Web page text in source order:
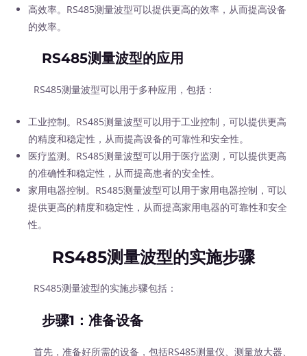
高效率。RS485测量波型可以提供更高的效率，从而提高设备
的效率。
RS485测量波型的应用
RS485测量波型可以用于多种应用，包括：
工业控制。RS485测量波型可以用于工业控制，可以提供更高
的精度和稳定性，从而提高设备的可靠性和安全性。
医疗监测。RS485测量波型可以用于医疗监测，可以提供更高
的准确性和稳定性，从而提高患者的安全性。
家用电器控制。RS485测量波型可以用于家用电器控制，可以
提供更高的精度和稳定性，从而提高家用电器的可靠性和安全
性。
RS485测量波型的实施步骤
RS485测量波型的实施步骤包括：
步骤1：准备设备
首先，准备好所需的设备，包括RS485测量仪、测量放大器、